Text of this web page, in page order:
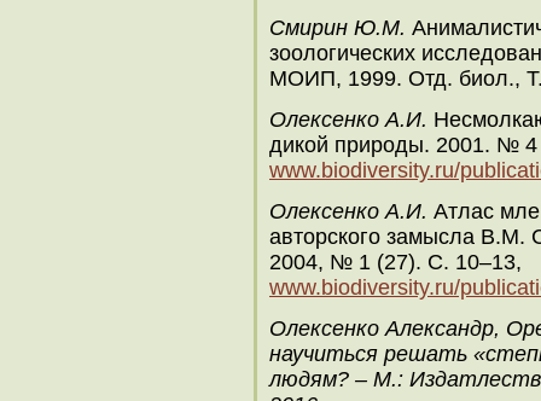
Смирин Ю.М.
зоологических
МОИП, 1999. Отд. биол.,
Олексенко А.И.
дикой природы. 2001. № 4
www.biodiversity.ru/
Олексенко А.И. Атлас
авторского замысла В.М.
2004, № 1 (27). С. 10–13,
www.biodiversity.ru/
Олексенко Александр,
научиться решать
людям? – М.: